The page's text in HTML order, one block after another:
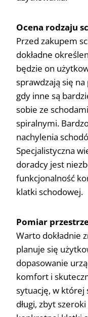
Ocena rodzaju
Przed zakupem
dokładne
będzie on
sprawdzają się
gdy inne są
sobie ze
spiralnymi.
nachylenia
Specjalistyczna
doradcy jest
funkcjonalność
klatki schodowej.
Pomiar
Warto dokładnie
planuje się
dopasowanie
komfort i
sytuację, w której
długi, zbyt